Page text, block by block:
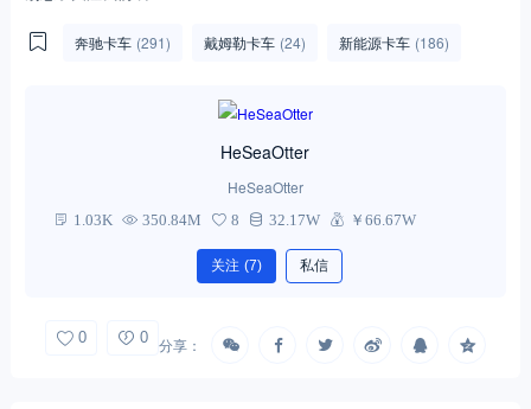
奔驰卡车 (291) 戴姆勒卡车 (24) 新能源卡车 (186)
HeSeaOtter
HeSeaOtter
1.03K 350.84M 8 32.17W ￥66.67W
关注 (7) 私信
0 0 分享：